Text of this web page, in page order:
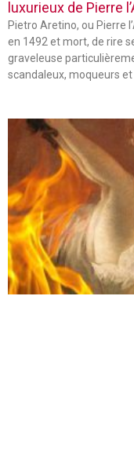
luxurieux de Pierre
Pietro Aretino, ou Pierre
en 1492 et mort, de rire
graveleuse
scandaleux, moqueurs